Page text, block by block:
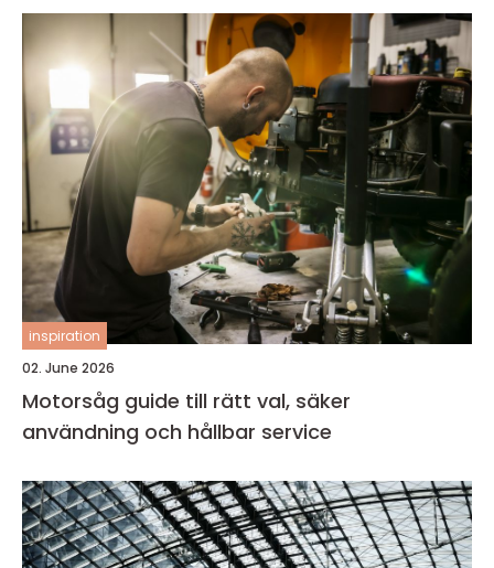
inspiration
02. June 2026
Motorsåg guide till rätt val, säker
användning och hållbar service